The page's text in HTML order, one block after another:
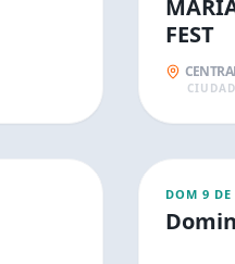
FEST
9
DOM 9 DE